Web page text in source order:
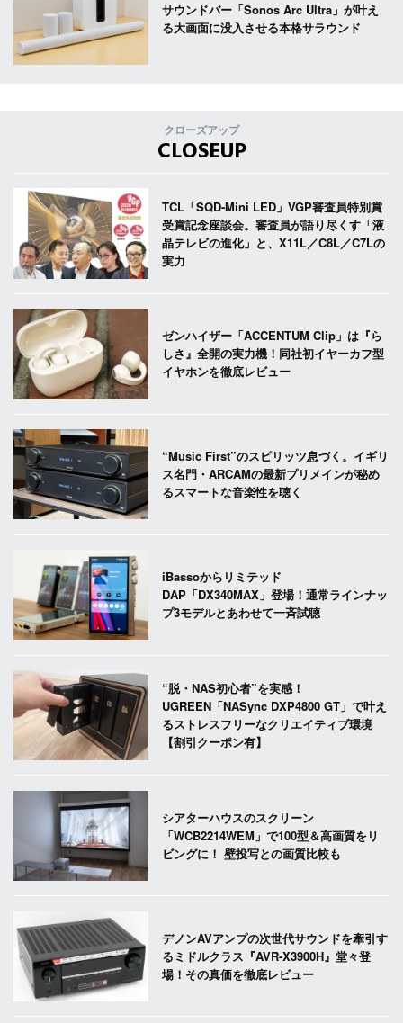
サウンドバー「Sonos Arc Ultra」が叶え
る大画面に没入させる本格サラウンド
クローズアップ
CLOSEUP
TCL「SQD-Mini LED」VGP審査員特別賞
受賞記念座談会。審査員が語り尽くす「液
晶テレビの進化」と、X11L／C8L／C7Lの
実力
ゼンハイザー「ACCENTUM Clip」は『ら
しさ』全開の実力機！同社初イヤーカフ型
イヤホンを徹底レビュー
“Music First”のスピリッツ息づく。イギリ
ス名門・ARCAMの最新プリメインが秘め
るスマートな音楽性を聴く
iBassoからリミテッド
DAP「DX340MAX」登場！通常ラインナッ
プ3モデルとあわせて一斉試聴
“脱・NAS初心者”を実感！
UGREEN「NASync DXP4800 GT」で叶え
るストレスフリーなクリエイティブ環境
【割引クーポン有】
シアターハウスのスクリーン
「WCB2214WEM」で100型＆高画質をリ
ビングに！ 壁投写との画質比較も
デノンAVアンプの次世代サウンドを牽引す
るミドルクラス『AVR-X3900H』堂々登
場！その真価を徹底レビュー